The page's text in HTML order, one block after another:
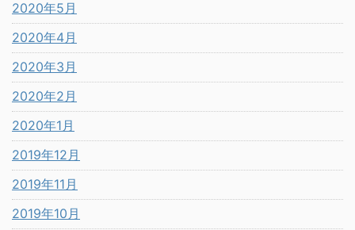
2020年5月
2020年4月
2020年3月
2020年2月
2020年1月
2019年12月
2019年11月
2019年10月